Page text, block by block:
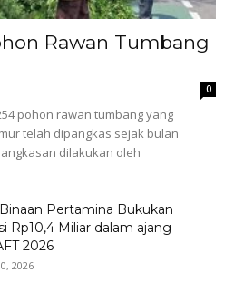
Rawan Tumbang
0
pohon rawan tumbang yang
telah dipangkas sejak bulan
dilakukan oleh
Pertamina Bukukan
Rp10,4 Miliar dalam ajang
2026
2026